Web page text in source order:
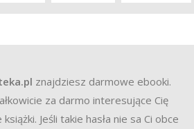
znajdziesz darmowe ebooki.
za darmo interesujące Cię
Jeśli takie hasła nie sa Ci obce